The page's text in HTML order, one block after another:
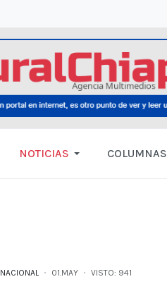
NOTICIAS COLUMNAS
NACIONAL 01.MAY VISTO: 941